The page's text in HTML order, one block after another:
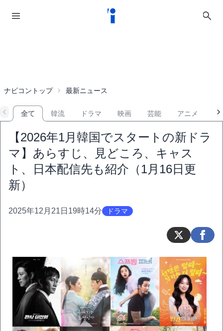
ナビコントップ 最新ニュース
全て 韓流 ドラマ 映画 芸能 アニメ
【2026年1月韓国でスタートの新ドラ
マ】あらすじ、見どころ、キャス
ト、日本配信先も紹介（1月16日更
新）
2025年12月21日19時14分 ドラマ